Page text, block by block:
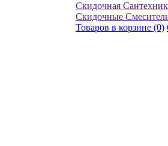
Скидочная
Скидочные
Товаров в корзине (0)